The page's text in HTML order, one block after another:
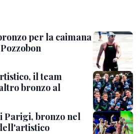
per la caimana
il team
bronzo al
Parigi, bronzo nel